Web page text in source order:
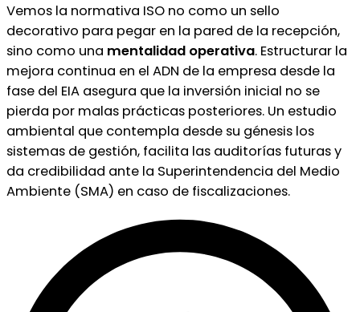
Vemos la normativa ISO no como un sello
decorativo para pegar en la pared de la recepción,
sino como una mentalidad operativa. Estructurar la
mejora continua en el ADN de la empresa desde la
fase del EIA asegura que la inversión inicial no se
pierda por malas prácticas posteriores. Un estudio
ambiental que contempla desde su génesis los
sistemas de gestión, facilita las auditorías futuras y
da credibilidad ante la Superintendencia del Medio
Ambiente (SMA) en caso de fiscalizaciones.